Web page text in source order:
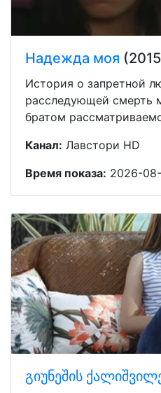
Надежда моя
История о запретной
расследующей смерть
братом
Канал: Лавстори HD
Время показа: 2026-
გიუნეშის